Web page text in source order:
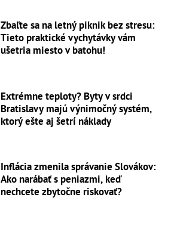
Zbaľte sa na letný piknik bez stresu:
Tieto praktické vychytávky vám
ušetria miesto v batohu!
Extrémne teploty? Byty v srdci
Bratislavy majú výnimočný systém,
ktorý ešte aj šetrí náklady
Inflácia zmenila správanie Slovákov:
Ako narábať s peniazmi, keď
nechcete zbytočne riskovať?